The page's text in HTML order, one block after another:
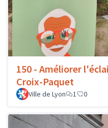
150 - Améliorer
Croix-Paquet
Ville de Lyon 1 0